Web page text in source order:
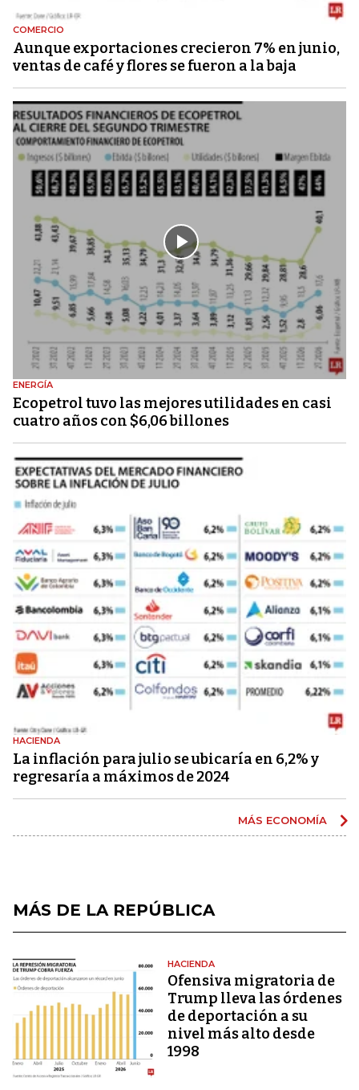
COMERCIO
Aunque exportaciones crecieron 7% en junio,
ventas de café y flores se fueron a la baja
ENERGÍA
Ecopetrol tuvo las mejores utilidades en casi
cuatro años con $6,06 billones
HACIENDA
La inflación para julio se ubicaría en 6,2% y
regresaría a máximos de 2024
MÁS ECONOMÍA
MÁS DE LA REPÚBLICA
HACIENDA
Ofensiva migratoria de
Trump lleva las órdenes
de deportación a su
nivel más alto desde
1998